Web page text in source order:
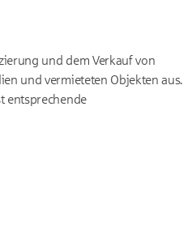
und dem Verkauf von
und vermieteten Objekten aus.
entsprechende